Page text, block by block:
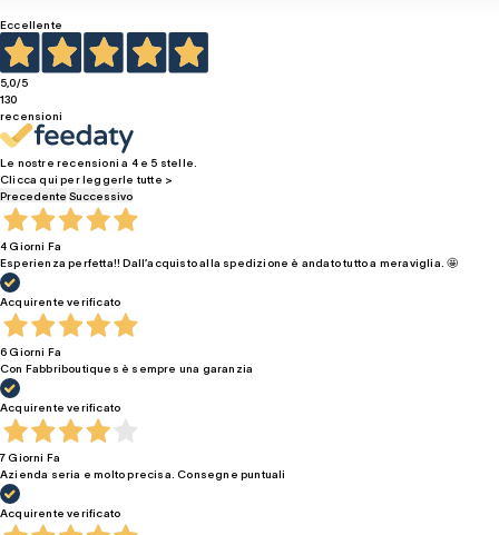
Eccellente
5,0/5
130
recensioni
Le nostre recensioni a 4 e 5 stelle.
Clicca qui per leggerle tutte >
Precedente Successivo
4 Giorni Fa
Esperienza perfetta!! Dall’acquisto alla spedizione è andato tutto a meraviglia. 🤩
Acquirente verificato
6 Giorni Fa
Con Fabbriboutiques è sempre una garanzia
Acquirente verificato
7 Giorni Fa
Azienda seria e molto precisa. Consegne puntuali
Acquirente verificato